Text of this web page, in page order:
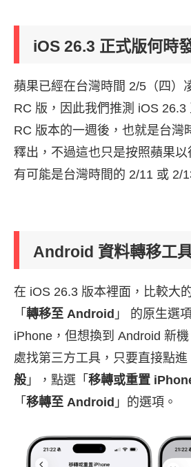
iOS 26.3 正式版何時
蘋果已經在台灣時間 2/5（四）
RC 版，因此我們推測 iOS 26.3
RC 版本的一週後，也就是台灣
釋出，不過這也只是按照蘋果
有可能是台灣時間的 2/11 或 2/
Android 資料轉移工
在 iOS 26.3 版本裡面，比較大
「 轉移至 Android 」 的原生選
iPhone，但想換到 Android 新
處找第三方工具，只要直接點進
般 」，點選「 移轉或重置
「 移轉至 Android 」的選項。